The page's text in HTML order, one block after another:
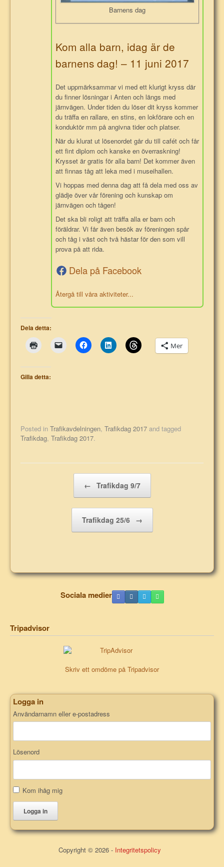
Barnens dag
Kom alla barn, idag är de
barnens dag! – 11 juni 2017
Det uppmärksammar vi med ett klurigt kryss där
du finner lösningar i Anten och längs med
järnvägen. Under tiden du löser dit kryss kommer
du träffa en rallare, en stins, en lokförare och en
konduktör mm på angivna tider och platser.
När du klurat ut lösenordet går du till cafét och får
ett fint diplom och kanske en överraskning!
Krysset är gratis för alla barn! Det kommer även
att finnas tåg att leka med i museihallen.
Vi hoppas med denna dag att få dela med oss av
glädje över vår förening och kunskap om
järnvägen och tågen!
Det ska bli roligt att träffa alla er barn och
föräldrar. Vi får även besök av föreningen spår
och tåg i väst och två hästar för den som vill
prova på att rida.
Dela på Facebook
Återgå till våra aktiviteter...
Dela detta:
Mer
Gilla detta:
Posted in Trafikavdelningen, Trafikdag 2017 and tagged
Trafikdag, Trafikdag 2017.
← Trafikdag 9/7
Trafikdag 25/6 →
Sociala medier
Tripadvisor
Skriv ett omdöme på Tripadvisor
Logga in
Användarnamn eller e-postadress
Lösenord
Kom ihåg mig
Logga in
Copyright © 2026 - Integritetspolicy